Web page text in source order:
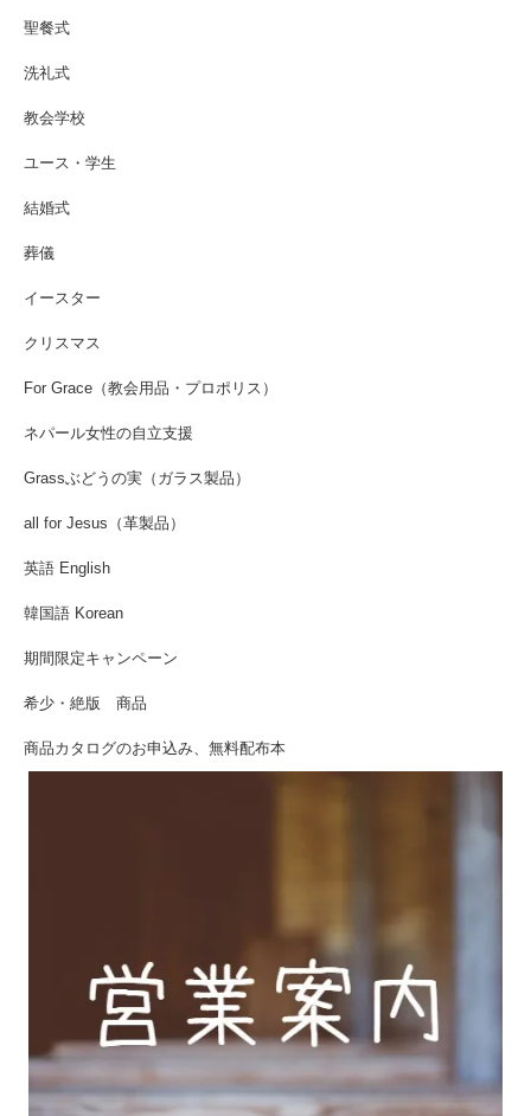
聖餐式
洗礼式
教会学校
ユース・学生
結婚式
葬儀
イースター
クリスマス
For Grace（教会用品・プロポリス）
ネパール女性の自立支援
Grassぶどうの実（ガラス製品）
all for Jesus（革製品）
英語 English
韓国語 Korean
期間限定キャンペーン
希少・絶版 商品
商品カタログのお申込み、無料配布本